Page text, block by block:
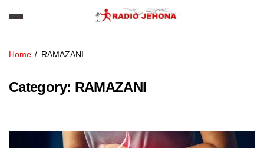
Home RAMAZANI
Category: RAMAZANI